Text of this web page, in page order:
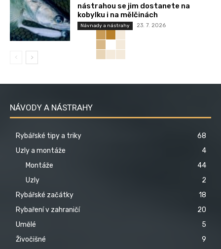
nástrahou se jim dostanete na
kobylku i na mělčinách
Návnady a nástrahy 23. 7. 2026
NÁVODY A NÁSTRAHY
Rybářské tipy a triky
68
Uzly a montáže
4
Montáže
44
Uzly
2
Rybářské začátky
18
Rybaření v zahraničí
20
Umělé
5
Živočišné
9